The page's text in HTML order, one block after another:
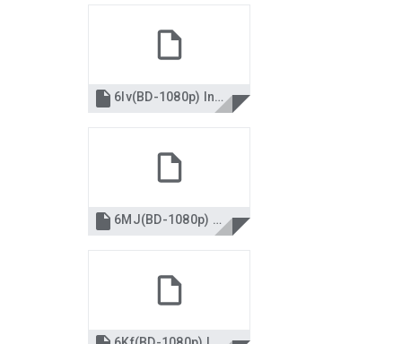
 6lv(BD-1080p) Inside Man Most Wanted Español Película.pdf
 6MJ(BD-1080p) Donnie Darko. La secuela Español Película.pdf